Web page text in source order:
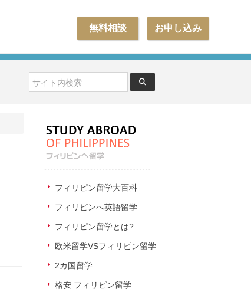
お申し込み
無料相談
フィリピン留学大百科
フィリピンへ英語留学
フィリピン留学とは?
欧米留学VSフィリピン留学
2カ国留学
格安 フィリピン留学